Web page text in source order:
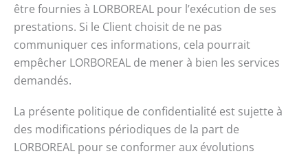
être fournies à LORBOREAL pour l’exécution de ses
prestations. Si le Client choisit de ne pas
communiquer ces informations, cela pourrait
empêcher LORBOREAL de mener à bien les services
demandés.
La présente politique de confidentialité est sujette à
des modifications périodiques de la part de
LORBOREAL pour se conformer aux évolutions